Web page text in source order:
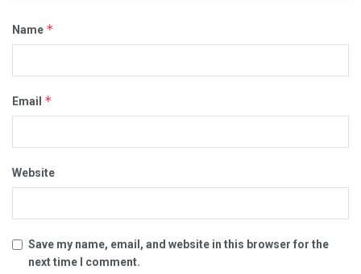
Name *
Email *
Website
Save my name, email, and website in this browser for the
next time I comment.